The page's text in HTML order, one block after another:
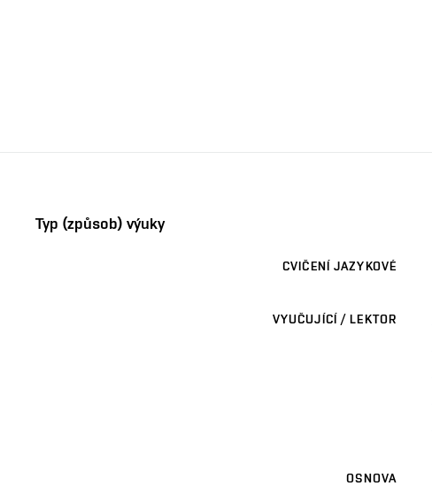
Typ (způsob) výuky
CVIČENÍ JAZYKOVÉ
VYUČUJÍCÍ / LEKTOR
OSNOVA